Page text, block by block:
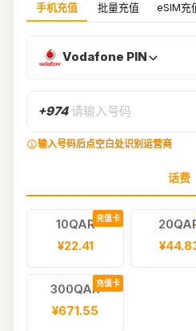
手机充值 批量充值 eSIM充
Vodafone PIN
+974 请输入号码
输入号码后点空白处识别运营商
话费
充值卡
10QAR
¥22.41
充值卡
300QAR
¥671.55